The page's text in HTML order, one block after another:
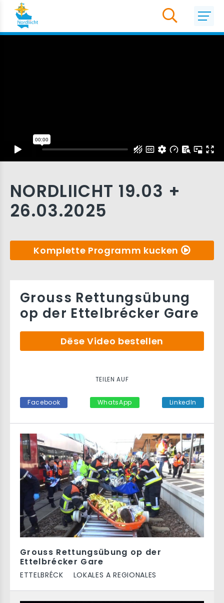
NORDLIICHT 19.03 +
26.03.2025
Komplette Programm kucken
Grouss Rettungsübung op der
Ettelbrécker Gare
ETTELBRÉCK LOKALES A REGIONALES
Grouss Rettungsübung
op der Ettelbrécker Gare
Dëse Video bestellen
TEILEN AUF
Facebook WhatsApp LinkedIn